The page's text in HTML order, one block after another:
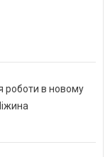
роботи в новому